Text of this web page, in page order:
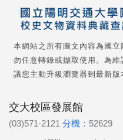
本網站之所有圖文內容為國
勿任意轉錄或擷取使用。為
議您主動升級瀏覽器到最新版
交大校區發展館
(03)571-2121 分機： 52629